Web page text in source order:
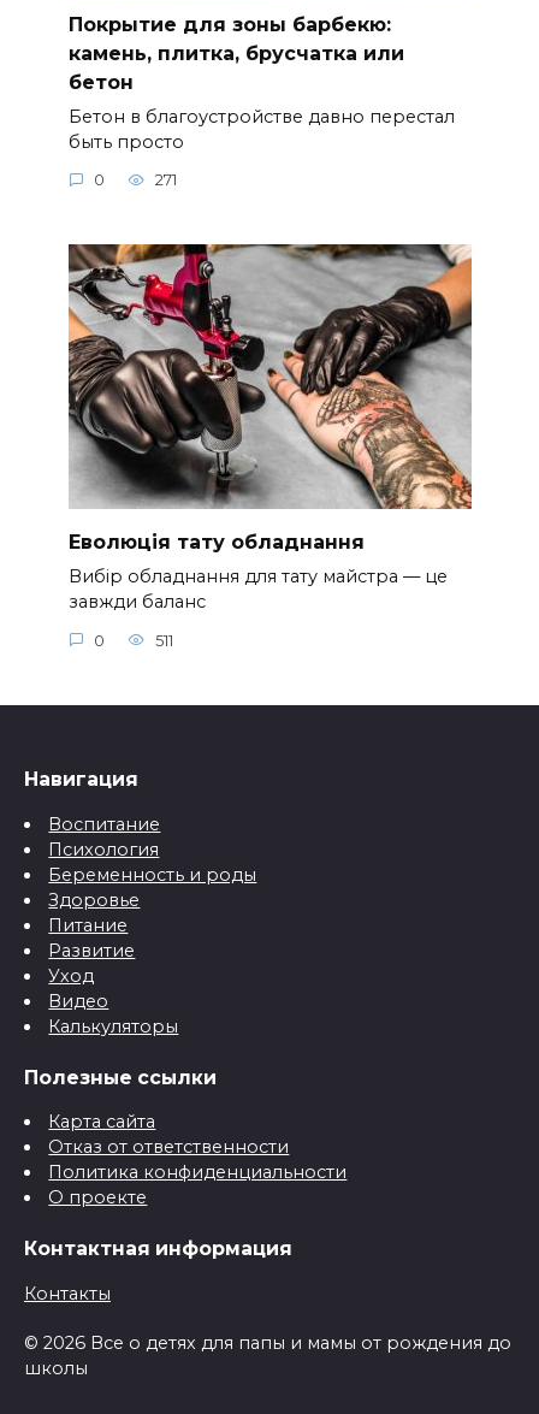
Покрытие для зоны барбекю:
камень, плитка, брусчатка или
бетон
Бетон в благоустройстве давно перестал
быть просто
0 271
Еволюція тату обладнання
Вибір обладнання для тату майстра — це
завжди баланс
0 511
Навигация
Воспитание
Психология
Беременность и роды
Здоровье
Питание
Развитие
Уход
Видео
Калькуляторы
Полезные ссылки
Карта сайта
Отказ от ответственности
Политика конфиденциальности
О проекте
Контактная информация
Контакты
© 2026 Все о детях для папы и мамы от рождения до
школы